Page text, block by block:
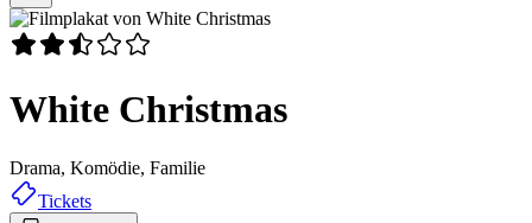
White Christmas
Drama, Komödie, Familie
Tickets